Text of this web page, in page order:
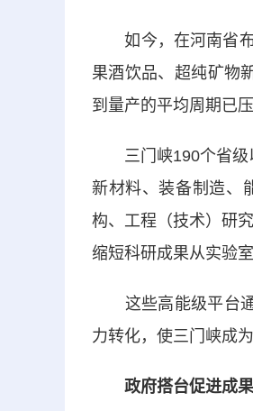
如今，在河南省布
果酒饮品、超纯矿物
到量产的平均周期已
三门峡190个省级以
新材料、装备制造、
构、工程（技术）研
缩短科研成果从实验室
这些高能级平台通
力转化，使三门峡成
政府搭台促进成果